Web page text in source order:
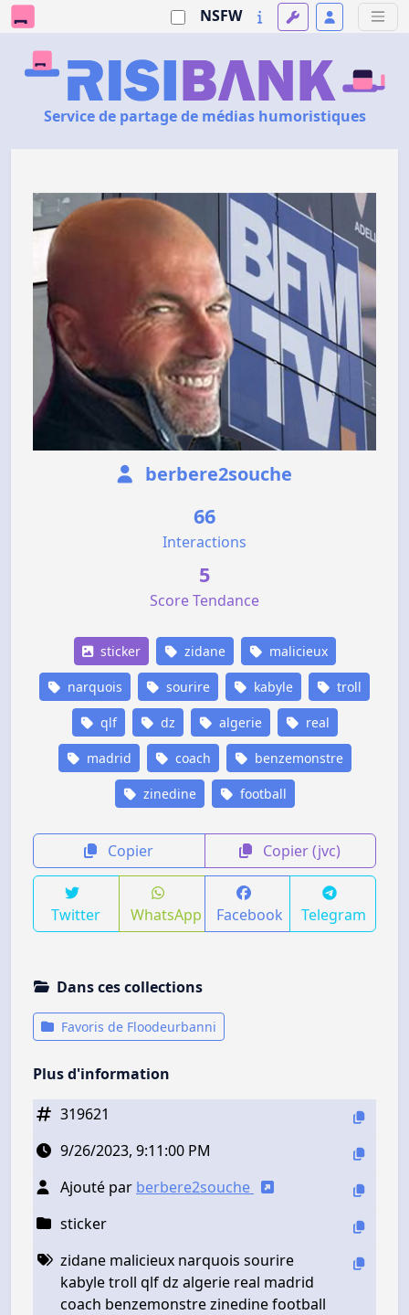
NSFW
Service de partage de médias humoristiques
berbere2souche
66
Interactions
5
Score Tendance
sticker zidane malicieux
narquois sourire kabyle troll
qlf dz algerie real
madrid coach benzemonstre
zinedine football
Copier Copier (jvc)
Twitter WhatsApp Facebook Telegram
Dans ces collections
Favoris de Floodeurbanni
Plus d'information
319621
9/26/2023, 9:11:00 PM
Ajouté par berbere2souche
sticker
zidane malicieux narquois sourire
kabyle troll qlf dz algerie real madrid
coach benzemonstre zinedine football